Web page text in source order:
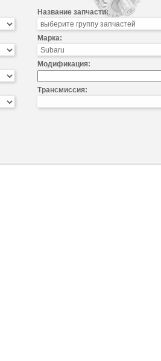
Название запчасти:
Марка:
Модификация:
Трансмиссия: